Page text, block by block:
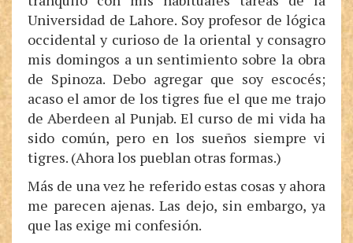
Universidad de Lahore. Soy profesor de lógica
occidental y curioso de la oriental y consagro
mis domingos a un sentimiento sobre la obra
de Spinoza. Debo agregar que soy escocés;
acaso el amor de los tigres fue el que me trajo
de Aberdeen al Punjab. El curso de mi vida ha
sido común, pero en los sueños siempre vi
tigres. (Ahora los pueblan otras formas.)
Más de una vez he referido estas cosas y ahora
me parecen ajenas. Las dejo, sin embargo, ya
que las exige mi confesión.